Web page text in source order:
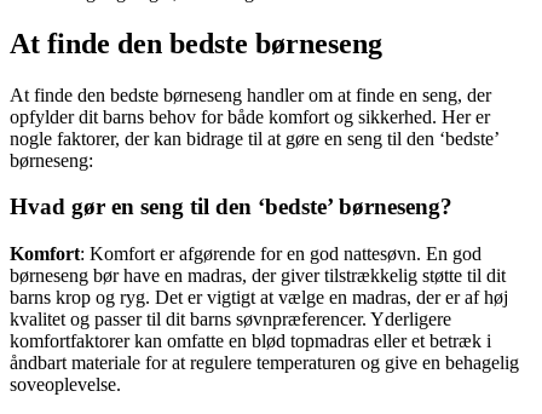
At finde den bedste børneseng
At finde den bedste børneseng handler om at finde en seng, der
opfylder dit barns behov for både komfort og sikkerhed. Her er
nogle faktorer, der kan bidrage til at gøre en seng til den ‘bedste’
børneseng:
Hvad gør en seng til den ‘bedste’ børneseng?
Komfort: Komfort er afgørende for en god nattesøvn. En god
børneseng bør have en madras, der giver tilstrækkelig støtte til dit
barns krop og ryg. Det er vigtigt at vælge en madras, der er af høj
kvalitet og passer til dit barns søvnpræferencer. Yderligere
komfortfaktorer kan omfatte en blød topmadras eller et betræk i
åndbart materiale for at regulere temperaturen og give en behagelig
soveoplevelse.